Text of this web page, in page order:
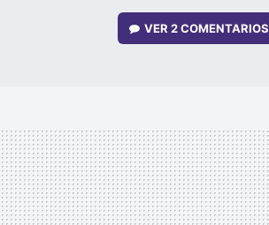
VER2 COMENTARIOS